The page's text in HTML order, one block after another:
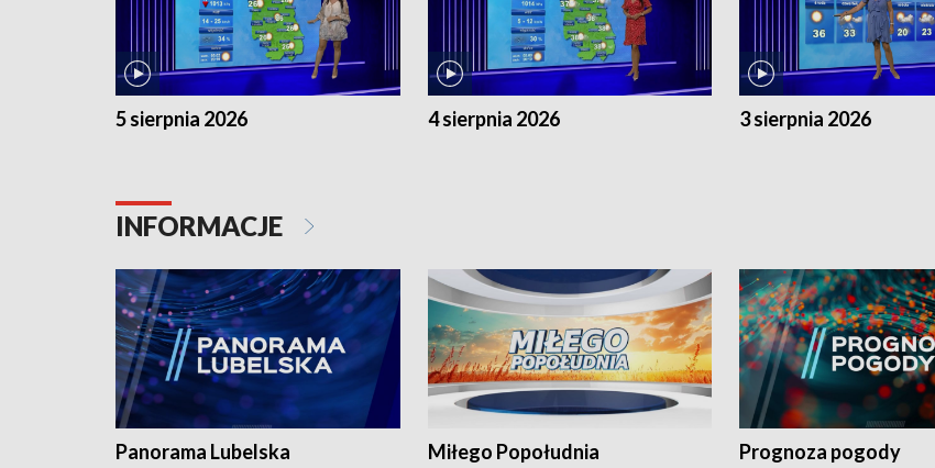
5 sierpnia 2026 4 sierpnia 2026 3 sierpnia 2026
INFORMACJE
Panorama Lubelska Miłego Popołudnia Prognoza pogody